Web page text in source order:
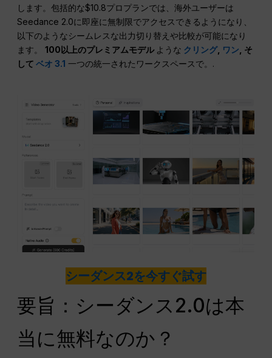
します。包括的な$10.8プロプランでは、海外ユーザーは
Seedance 2.0に即座に無制限でアクセスできるようになり、
以下のようなシームレスな出力切り替えや比較が可能になり
ます。100以上のプレミアムモデル ような クリング, ワン, そ
してベオ 3.1 一つの統一されたワークスペースで。.
シーダンス2を今すぐ試す
要旨：シーダンス2.0は本
当に無料なのか？